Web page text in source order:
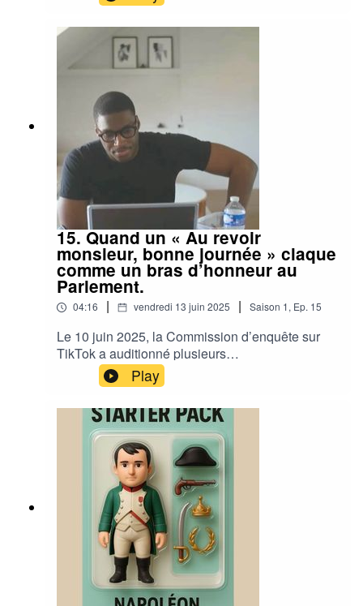
15. Quand un « Au revoir
monsieur, bonne journée » claque
comme un bras d’honneur au
Parlement.
04:16 | vendredi 13 juin 2025 | Saison 1, Ep. 15
Le 10 juin 2025, la Commission d’enquête sur
TikTok a auditionné plusieurs
influenceurs.L’objectif : comprendre les effets
psychologiques de la plateforme sur les
mineurs.Le résultat : un choc entre deux types
d’autorités.
Play